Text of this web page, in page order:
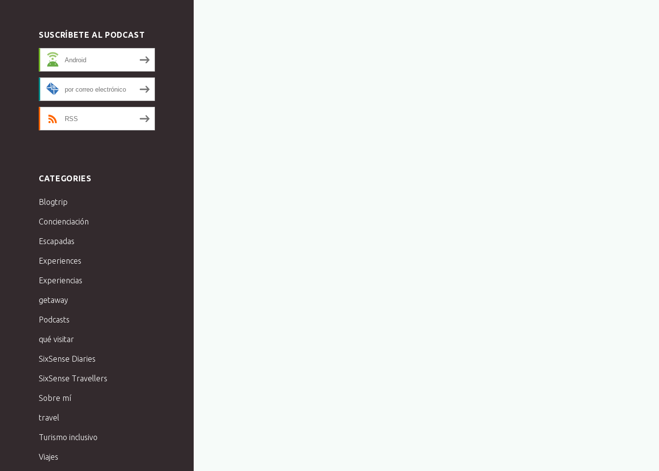
SUSCRÍBETE AL PODCAST
Android
por correo electrónico
RSS
CATEGORIES
Blogtrip
Concienciación
Escapadas
Experiences
Experiencias
getaway
Podcasts
qué visitar
SixSense Diaries
SixSense Travellers
Sobre mí
travel
Turismo inclusivo
Viajes